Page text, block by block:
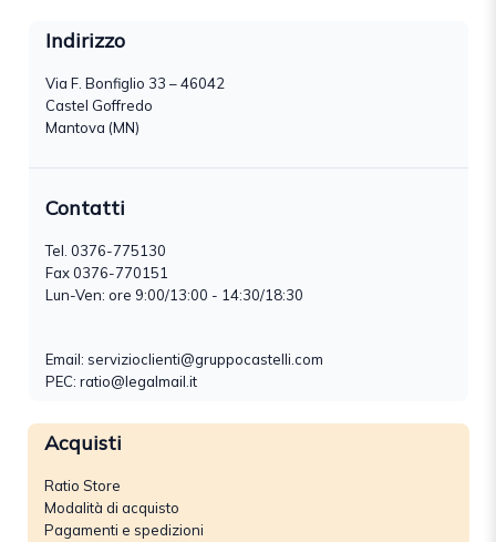
Indirizzo
Via F. Bonfiglio 33 – 46042
Castel Goffredo
Mantova (MN)
Contatti
Tel. 0376-775130
Fax 0376-770151
Lun-Ven: ore 9:00/13:00 - 14:30/18:30
Email: servizioclienti@gruppocastelli.com
PEC: ratio@legalmail.it
Acquisti
Ratio Store
Modalità di acquisto
Pagamenti e spedizioni